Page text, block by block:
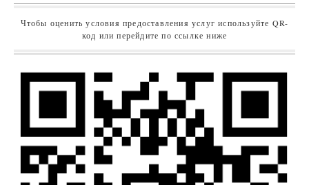
Чтобы оценить условия предоставления услуг используйте QR-
код или перейдите по ссылке ниже